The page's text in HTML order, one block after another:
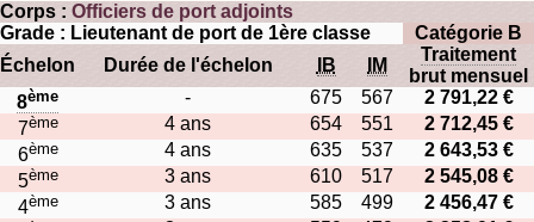
Corps : Officiers de port adjoints
Grade : Lieutenant de port de 1ère classe
Catégorie B
Échelon
Durée de l'échelon IB IM
Traitement
brut mensuel
8ème - 675 567
2 791,22 €
7ème 4 ans 654 551
2 712,45 €
6ème 4 ans 635 537
2 643,53 €
5ème 3 ans 610 517
2 545,08 €
4ème 3 ans 585 499
2 456,47 €